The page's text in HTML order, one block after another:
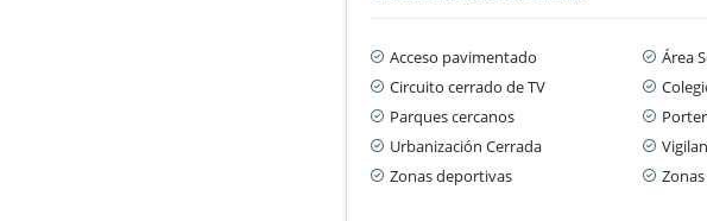
Acceso pavimentado Área
Circuito cerrado de TV
Parques cercanos
Urbanización Cerrada
Zonas deportivas